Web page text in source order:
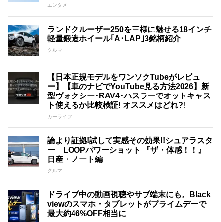
エンタメ
ランドクルーザー250を三様に魅せる18インチ
軽量鍛造ホイール｢A･LAP｣3銘柄紹介
クルマ
【日本正規モデルをワンソクTubeがレビュ
ー】【車のナビでYouTube見る方法2026】新
型ヴォクシー･RAV4･ハスラーでオットキャス
ト使えるか比較検証! オススメはどれ?!
カーライフ
論より証拠!試して実感その効果!!シュアラスタ
ー LOOPパワーショット 『ザ・体感！！』
日産・ノート編
クルマ
ドライブ中の動画視聴やサブ端末にも。Black
viewのスマホ・タブレットがプライムデーで
最大約46%OFF相当に